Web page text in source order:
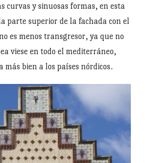
curvas y sinuosas formas, en esta
parte superior de la fachada con el
es menos transgresor, ya que no
viese en todo el mediterráneo,
más bien a los países nórdicos.